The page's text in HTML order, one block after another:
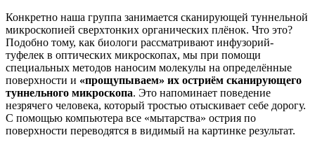
Конкретно наша группа занимается сканирующей туннельной
микроскопией сверхтонких органических плёнок. Что это?
Подобно тому, как биологи рассматривают инфузорий-
туфелек в оптических микроскопах, мы при помощи
специальных методов наносим молекулы на определённые
поверхности и «прощупываем» их остриём сканирующего
туннельного микроскопа. Это напоминает поведение
незрячего человека, который тростью отыскивает себе дорогу.
С помощью компьютера все «мытарства» острия по
поверхности переводятся в видимый на картинке результат.